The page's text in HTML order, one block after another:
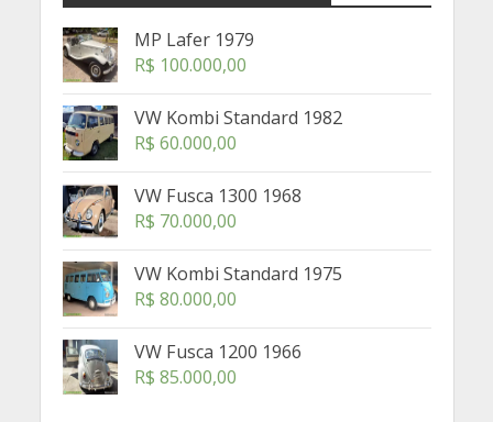
MP Lafer 1979
R$ 100.000,00
VW Kombi Standard 1982
R$ 60.000,00
VW Fusca 1300 1968
R$ 70.000,00
VW Kombi Standard 1975
R$ 80.000,00
VW Fusca 1200 1966
R$ 85.000,00